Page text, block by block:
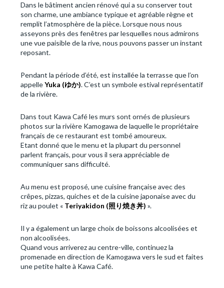
Dans le bâtiment ancien rénové qui a su conserver tout
son charme, une ambiance typique et agréable règne et
remplit l’atmosphère de la pièce. Lorsque nous nous
asseyons près des fenêtres par lesquelles nous admirons
une vue paisible de la rive, nous pouvons passer un instant
reposant.
Pendant la période d’été, est installée la terrasse que l’on
appelleYuka (ゆか). C’est un symbole estival représentatif
de la rivière.
Dans tout Kawa Café les murs sont ornés de plusieurs
photos sur la rivière Kamogawa de laquelle le propriétaire
français de ce restaurant est tombé amoureux.
Etant donné que le menu et la plupart du personnel
parlent français, pour vous il sera appréciable de
communiquer sans difficulté.
Au menu est proposé, une cuisine française avec des
crêpes, pizzas, quiches et de la cuisine japonaise avec du
riz au poulet « Teriyakidon (照り焼き丼) ».
Il y a également un large choix de boissons alcoolisées et
non alcoolisées.
Quand vous arriverez au centre-ville, continuez la
promenade en direction de Kamogawa vers le sud et faites
une petite halte à Kawa Café.